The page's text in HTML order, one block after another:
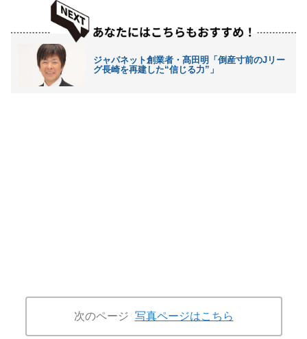
ジャパネット創業者・髙田明「倒産寸前のJリー
グ長崎を再建した“信じる力”」
次のページ 写真ページはこちら